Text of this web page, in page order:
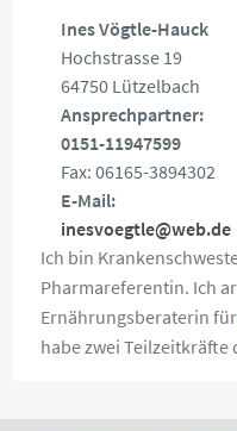
Ines Vögtle-Hauck
Hochstrasse 19
64750 Lützelbach
Ansprechpartner:
0151-11947599
Fax: 06165-3894302
E-Mail:
inesvoegtle@web.de
Ich bin
Pharmareferentin. Ich
Ernährungsberaterin für
habe zwei